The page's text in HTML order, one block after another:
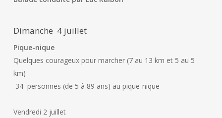
Dimanche 4 juillet
Pique-nique
Quelques courageux pour marcher (7 au 13 km et 5 au 5
km)
34 personnes (de 5 à 89 ans) au pique-nique
Vendredi 2 juillet